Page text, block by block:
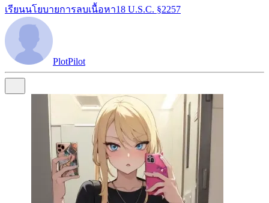
เรียนนโยบายการลบเนื้อหา18 U.S.C. §2257
PlotPilot